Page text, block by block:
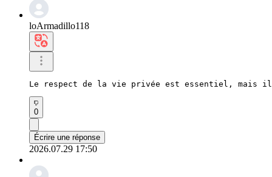
loArmadillo118
Le respect de la vie privée est essentiel, mais il
0
Écrire une réponse
2026.07.29 17:50